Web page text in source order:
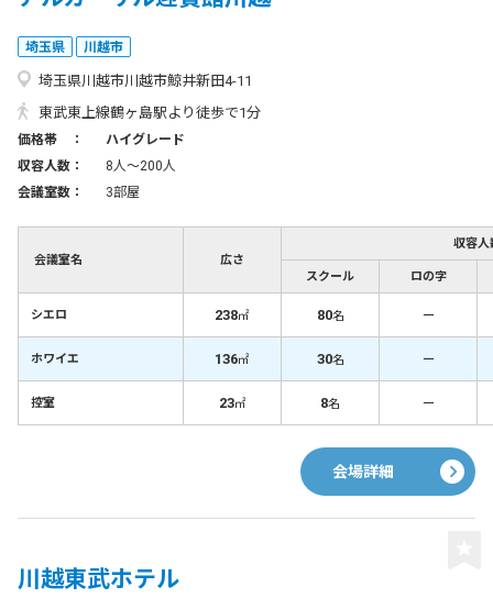
埼玉県 川越市
埼玉県川越市川越市鯨井新田4-11
東武東上線鶴ヶ島駅より徒歩で1分
価格帯 ：
ハイグレード
収容人数：
8人〜200人
会議室数：
3部屋
会議室名 広さ
収容人
スクール ロの字
シエロ 238㎡ 80名 －
ホワイエ 136㎡ 30名 －
控室 23㎡ 8名 －
会場詳細
川越東武ホテル